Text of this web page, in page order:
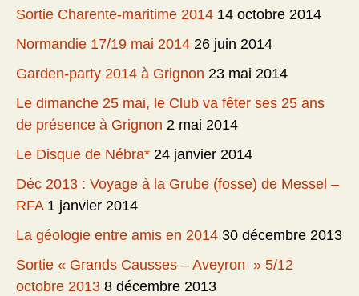
Sortie Charente-maritime 2014 14 octobre 2014
Normandie 17/19 mai 2014 26 juin 2014
Garden-party 2014 à Grignon 23 mai 2014
Le dimanche 25 mai, le Club va fêter ses 25 ans
de présence à Grignon 2 mai 2014
Le Disque de Nébra* 24 janvier 2014
Déc 2013 : Voyage à la Grube (fosse) de Messel –
RFA 1 janvier 2014
La géologie entre amis en 2014 30 décembre 2013
Sortie « Grands Causses – Aveyron » 5/12
octobre 2013 8 décembre 2013